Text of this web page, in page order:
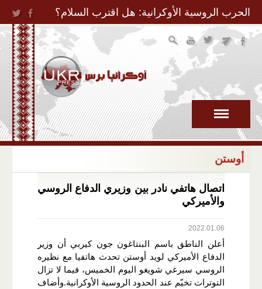
Jump to Navigation
الحرب الروسية الأوكرانية: هل اقترب السلام؟
أوستن
اتصال هاتفي نادر بين وزيري الدفاع الروسي
والأميركي
2022.01.06
أعلن الناطق باسم البنتاغون جون كيربي أن وزير
الدفاع الأميركي لويد أوستن تحدث هاتفيا مع نظيره
الروسي سيرغي شويغو اليوم الخميس، فيما لا تزال
التوترات تخيّم عند الحدود الروسية الأوكرانية.وأضاف